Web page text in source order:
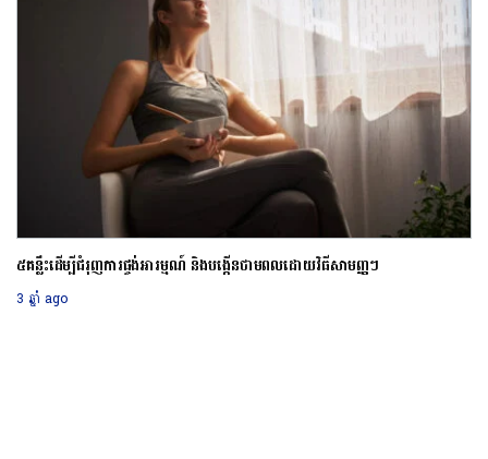
៥គន្លឹះដើម្បីជំរុញការផ្ចង់អារម្មណ៍ និងបង្កើនថាមពលដោយវិធីសាមញ្ញៗ
3 ឆ្នាំ ago